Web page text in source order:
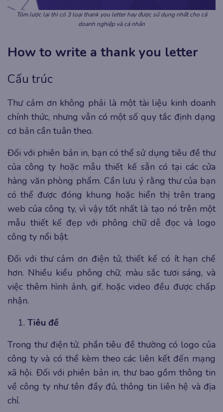
Tóm lược lại thì có 3 loại thank you letter hay được sử dụng nhất cho cả
doanh nghiệp và cá nhân
How to write a thank you letter
Cấu trúc
Thư cảm ơn không phải là một tài liệu kinh doanh
chính thức, nhưng vẫn có một số quy tắc định dạng
cơ bản cần tuân theo.
Đối với phiên bản in, bạn có thể sử dụng tiêu đề thư
của công ty hoặc mẫu thiết kế sẵn có tại các cửa
hàng văn phòng phẩm. Cần lưu ý rằng thư của bạn
có thể được đóng khung hoặc hiển thị trên trang
web của công ty, vì vậy tốt nhất là tạo nó trên một
mẫu thiết kế đẹp với phông chữ dễ đọc và logo
công ty nổi bật.
Đối với thư cảm ơn điện tử, thiết kế có ít hạn chế
hơn. Nhiều kiểu phông chữ, màu sắc tươi sáng, và
việc thêm hình ảnh, gif, hoặc video đều được chấp
nhận.
Tiêu đề
Trong thư điện tử, phần tiêu đề thường có logo của
công ty và có thể kèm theo các liên kết đến mạng
xã hội. Đối với phiên bản in, thư bao gồm thông tin
về công ty như tên đầy đủ, thông tin liên hệ và địa
chỉ.